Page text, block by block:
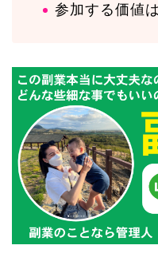
参加する価値